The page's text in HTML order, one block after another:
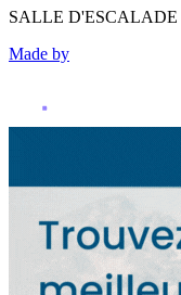
SALLE D'ESCALADE
Made by